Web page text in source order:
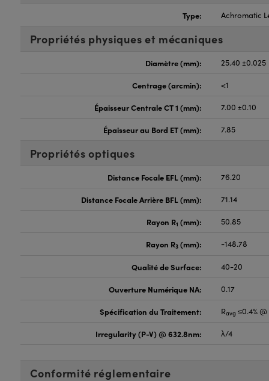
Type: Achromatic
Propriétés physiques et mécaniques
Diamètre (mm): 25.40 ±0.025
Centrage (arcmin): <1
Épaisseur Centrale CT 1 (mm): 7.00 ±0.10
Épaisseur au Bord ET (mm): 7.85
Propriétés optiques
Distance Focale EFL (mm): 76.20
Distance Focale Arrière BFL (mm): 71.14
Rayon R1 (mm): 50.85
Rayon R3 (mm): -148.78
Qualité de Surface: 40-20
Ouverture Numérique NA: 0.17
Spécification du Traitement: Ravg ≤0.4%
Irregularity (P-V) @ 632.8nm: λ/4
Conformité réglementaire